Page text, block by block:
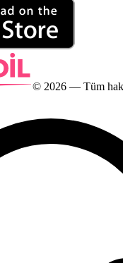
© 2026 — Tüm